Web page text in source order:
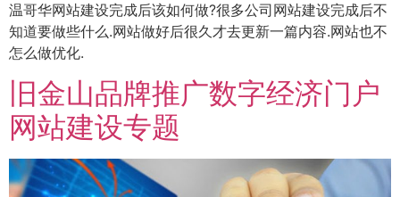
温哥华网站建设完成后该如何做?很多公司网站建设完成后不
知道要做些什么.网站做好后很久才去更新一篇内容.网站也不
怎么做优化.
旧金山品牌推广数字经济门户
网站建设专题